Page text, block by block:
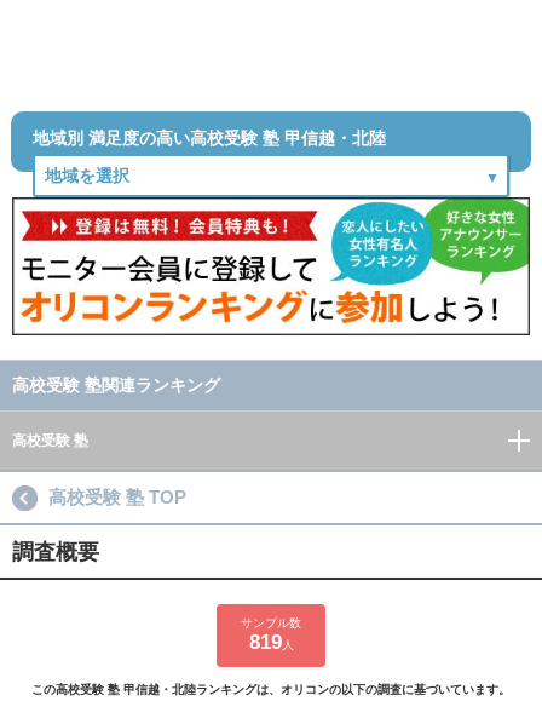
地域別 満足度の高い高校受験 塾 甲信越・北陸
高校受験 塾関連ランキング
高校受験 塾
高校受験 塾 TOP
調査概要
サンプル数
819人
この高校受験 塾 甲信越・北陸ランキングは、オリコンの以下の調査に基づいています。